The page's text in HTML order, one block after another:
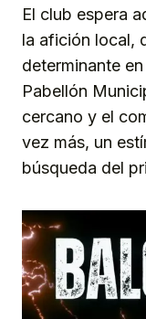
El club espera
la afición local,
determinante
Pabellón
cercano y el
vez más, un
búsqueda del